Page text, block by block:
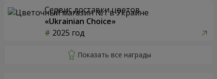
Сервис доставки цветов
«Ukrainian Choice»
2025 год